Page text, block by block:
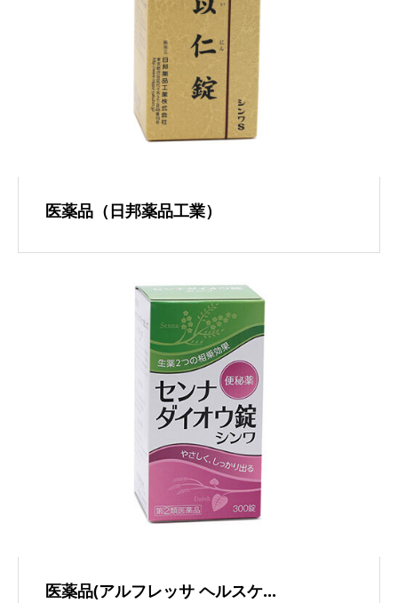
医薬品（日邦薬品工業）
医薬品(アルフレッサ ヘルスケ...